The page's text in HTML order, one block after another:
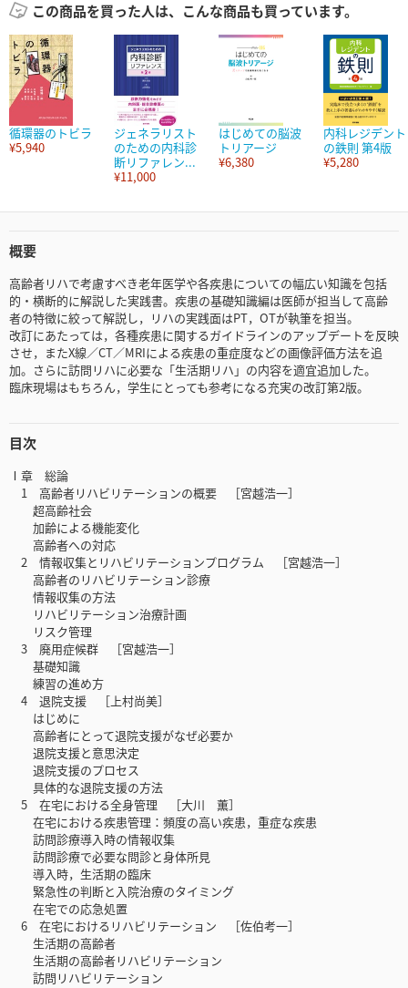
この商品を買った人は、こんな商品も買っています。
循環器のトビラ
¥5,940
ジェネラリスト
のための内科診
断リファレン...
¥11,000
はじめての脳波
トリアージ
¥6,380
内科レジデント
の鉄則 第4版
¥5,280
概要
高齢者リハで考慮すべき老年医学や各疾患についての幅広い知識を包括
的・横断的に解説した実践書。疾患の基礎知識編は医師が担当して高齢
者の特徴に絞って解説し，リハの実践面はPT，OTが執筆を担当。
改訂にあたっては，各種疾患に関するガイドラインのアップデートを反映
させ，またX線／CT／MRIによる疾患の重症度などの画像評価方法を追
加。さらに訪問リハに必要な「生活期リハ」の内容を適宜追加した。
臨床現場はもちろん，学生にとっても参考になる充実の改訂第2版。
目次
Ⅰ章 総論
1 高齢者リハビリテーションの概要 ［宮越浩一］
超高齢社会
加齢による機能変化
高齢者への対応
2 情報収集とリハビリテーションプログラム ［宮越浩一］
高齢者のリハビリテーション診療
情報収集の方法
リハビリテーション治療計画
リスク管理
3 廃用症候群 ［宮越浩一］
基礎知識
練習の進め方
4 退院支援 ［上村尚美］
はじめに
高齢者にとって退院支援がなぜ必要か
退院支援と意思決定
退院支援のプロセス
具体的な退院支援の方法
5 在宅における全身管理 ［大川 薫］
在宅における疾患管理：頻度の高い疾患，重症な疾患
訪問診療導入時の情報収集
訪問診療で必要な問診と身体所見
導入時，生活期の臨床
緊急性の判断と入院治療のタイミング
在宅での応急処置
6 在宅におけるリハビリテーション ［佐伯考一］
生活期の高齢者
生活期の高齢者リハビリテーション
訪問リハビリテーション